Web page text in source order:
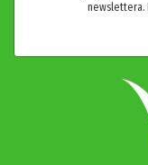
newslettera.